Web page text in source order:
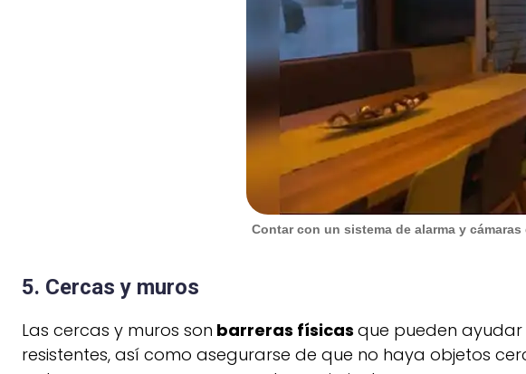
Contar con un sistema de alarma y
5. Cercas y muros
Las cercas y muros son barreras físicas que pueden ayudar
resistentes, así como asegurarse de que no haya objetos